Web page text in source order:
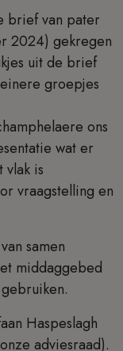
brief van pater
2024) gekregen
uit de brief
groepjes
ons
wat er
vlak is
vraagstelling en
samen
middaggebed
Haspeslagh
adviesraad).